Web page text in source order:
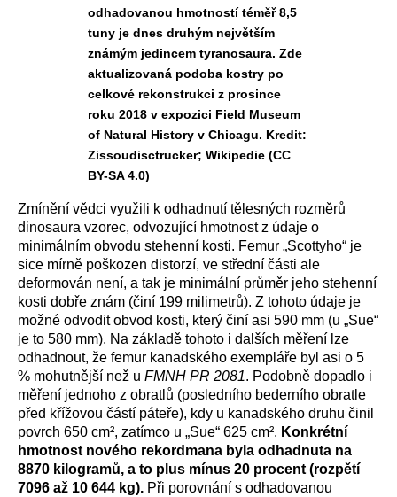
odhadovanou hmotností téměř 8,5
tuny je dnes druhým největším
známým jedincem tyranosaura. Zde
aktualizovaná podoba kostry po
celkové rekonstrukci z prosince
roku 2018 v expozici Field Museum
of Natural History v Chicagu. Kredit:
Zissoudisctrucker; Wikipedie (CC
BY-SA 4.0)
Zmínění vědci využili k odhadnutí tělesných rozměrů
dinosaura vzorec, odvozující hmotnost z údaje o
minimálním obvodu stehenní kosti. Femur „Scottyho“ je
sice mírně poškozen distorzí, ve střední části ale
deformován není, a tak je minimální průměr jeho stehenní
kosti dobře znám (činí 199 milimetrů). Z tohoto údaje je
možné odvodit obvod kosti, který činí asi 590 mm (u „Sue“
je to 580 mm). Na základě tohoto i dalších měření lze
odhadnout, že femur kanadského exempláře byl asi o 5
% mohutnější než u FMNH PR 2081. Podobně dopadlo i
měření jednoho z obratlů (posledního bederního obratle
před křížovou částí páteře), kdy u kanadského druhu činil
povrch 650 cm², zatímco u „Sue“ 625 cm². Konkrétní
hmotnost nového rekordmana byla odhadnuta na
8870 kilogramů, a to plus mínus 20 procent (rozpětí
7096 až 10 644 kg). Při porovnání s odhadovanou